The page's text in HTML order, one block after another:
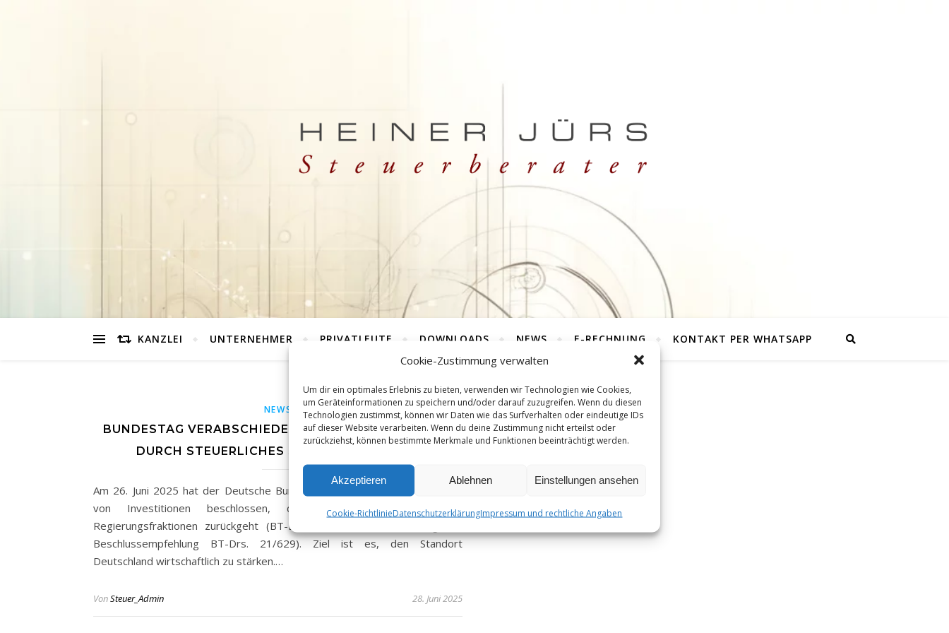
Cookie-Zustimmung verwalten
Um dir ein optimales Erlebnis zu bieten, verwenden wir Technologien wie Cookies,
um Geräteinformationen zu speichern und/oder darauf zuzugreifen. Wenn du diesen
Technologien zustimmst, können wir Daten wie das Surfverhalten oder eindeutige IDs
auf dieser Website verarbeiten. Wenn du deine Zustimmung nicht erteilst oder
zurückziehst, können bestimmte Merkmale und Funktionen beeinträchtigt werden.
Akzeptieren Ablehnen Einstellungen ansehen
Cookie-RichtlinieDatenschutzerklärungImpressum und rechtliche Angaben
KANZLEI UNTERNEHMER PRIVATLEUTE DOWNLOADS NEWS E-RECHNUNG KONTAKT PER WHATSAPP
NEWS
BUNDESTAG VERABSCHIEDET INVESTITIONSANREIZE
DURCH STEUERLICHES SOFORTPROGRAMM
Am 26. Juni 2025 hat der Deutsche Bundestag ein Gesetz zur Förderung
von Investitionen beschlossen, das auf eine Initiative der
Regierungsfraktionen zurückgeht (BT-Drs. 21/323 in der Fassung der
Beschlussempfehlung BT-Drs. 21/629). Ziel ist es, den Standort
Deutschland wirtschaftlich zu stärken.…
VonSteuer_Admin 28. Juni 2025